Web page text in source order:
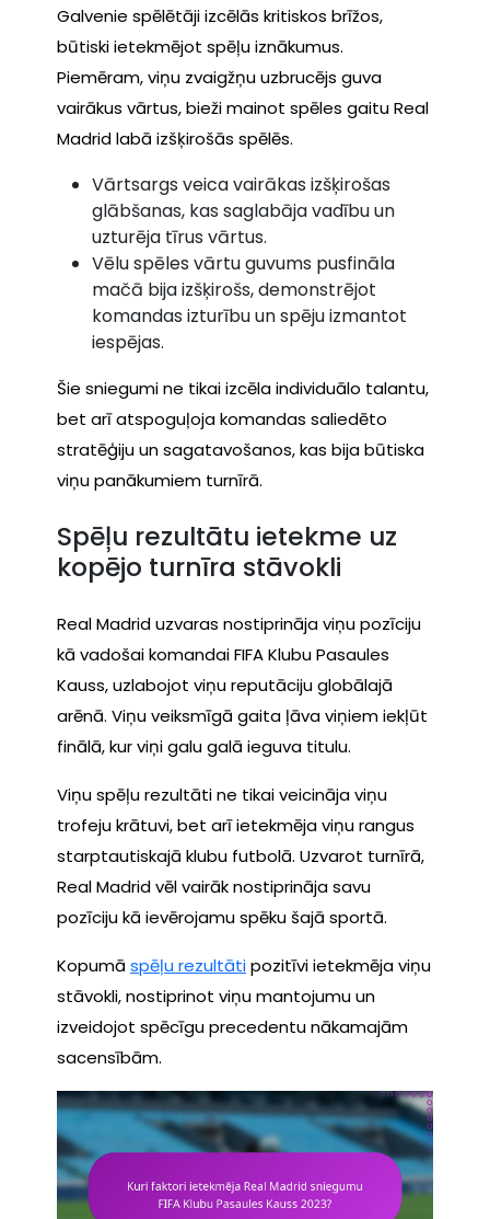
Galvenie spēlētāji izcēlās kritiskos brīžos,
būtiski ietekmējot spēļu iznākumus.
Piemēram, viņu zvaigžņu uzbrucējs guva
vairākus vārtus, bieži mainot spēles gaitu Real
Madrid labā izšķirošās spēlēs.
Vārtsargs veica vairākas izšķirošas
glābšanas, kas saglabāja vadību un
uzturēja tīrus vārtus.
Vēlu spēles vārtu guvums pusfināla
mačā bija izšķirošs, demonstrējot
komandas izturību un spēju izmantot
iespējas.
Šie sniegumi ne tikai izcēla individuālo talantu,
bet arī atspoguļoja komandas saliedēto
stratēģiju un sagatavošanos, kas bija būtiska
viņu panākumiem turnīrā.
Spēļu rezultātu ietekme uz
kopējo turnīra stāvokli
Real Madrid uzvaras nostiprināja viņu pozīciju
kā vadošai komandai FIFA Klubu Pasaules
Kauss, uzlabojot viņu reputāciju globālajā
arēnā. Viņu veiksmīgā gaita ļāva viņiem iekļūt
finālā, kur viņi galu galā ieguva titulu.
Viņu spēļu rezultāti ne tikai veicināja viņu
trofeju krātuvi, bet arī ietekmēja viņu rangus
starptautiskajā klubu futbolā. Uzvarot turnīrā,
Real Madrid vēl vairāk nostiprināja savu
pozīciju kā ievērojamu spēku šajā sportā.
Kopumā spēļu rezultātipozitīvi ietekmēja viņu
stāvokli, nostiprinot viņu mantojumu un
izveidojot spēcīgu precedentu nākamajām
sacensībām.